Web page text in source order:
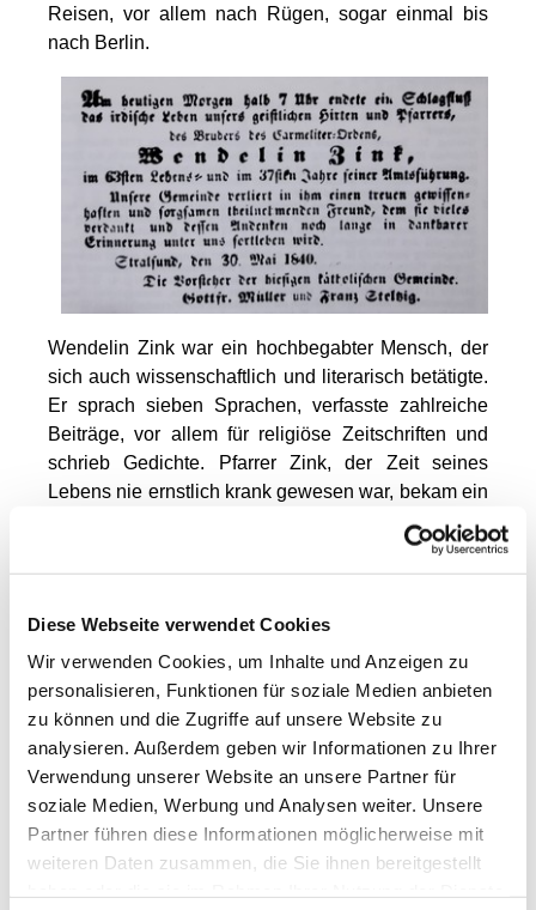
Diese Webseite verwendet Cookies
Wir verwenden Cookies, um Inhalte und Anzeigen zu
personalisieren, Funktionen für soziale Medien anbieten
zu können und die Zugriffe auf unsere Website zu
analysieren. Außerdem geben wir Informationen zu Ihrer
Verwendung unserer Website an unsere Partner für
soziale Medien, Werbung und Analysen weiter. Unsere
Partner führen diese Informationen möglicherweise mit
weiteren Daten zusammen, die Sie ihnen bereitgestellt
Reisen, vor allem nach Rügen, sogar einmal bis
nach Berlin.
Wendelin Zink war ein hochbegabter Mensch, der
sich auch wissenschaftlich und literarisch betätigte.
Er sprach sieben Sprachen, verfasste zahlreiche
Beiträge, vor allem für religiöse Zeitschriften und
schrieb Gedichte. Pfarrer Zink, der Zeit seines
Lebens nie ernstlich krank gewesen war, bekam ein
Jahr vor seinem Tod Kreislauf - und
Herzbeschwerden und erlag am 29. Mai 1840 um
6.30 Uhr einem Schlagfluss. Er wurde unter großer
vor dem Altar beigesetzt.
Es gab einen Nachruf für Zink von unserer
Gemeinde in der Lokalzeitung „Sundine“.
Pfarrer Zink
bestimmte unsere
Gemeinde zu seinem
Universalerben.
Darin folgende
Bemerkung: